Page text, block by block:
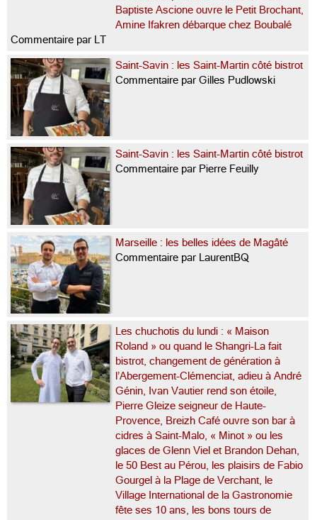
Baptiste Ascione ouvre le Petit Brochant,
Amine Ifakren débarque chez Boubalé
Commentaire par LT
Saint-Savin : les Saint-Martin côté bistrot
Commentaire par Gilles Pudlowski
Saint-Savin : les Saint-Martin côté bistrot
Commentaire par Pierre Feuilly
Marseille : les belles idées de Magâté
Commentaire par LaurentBQ
Les chuchotis du lundi : « Maison
Roland » ou quand le Shangri-La fait
bistrot, changement de génération à
l’Abergement-Clémenciat, adieu à André
Génin, Ivan Vautier rend son étoile,
Pierre Gleize seigneur de Haute-
Provence, Breizh Café ouvre son bar à
cidres à Saint-Malo, « Minot » ou les
glaces de Glenn Viel et Brandon Dehan,
le 50 Best au Pérou, les plaisirs de Fabio
Gourgel à la Plage de Verchant, le
Village International de la Gastronomie
fête ses 10 ans, les bons tours de